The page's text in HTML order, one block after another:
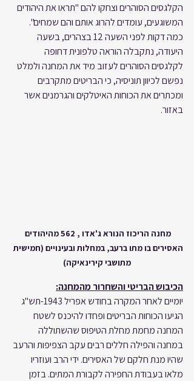
הקלגסים הסוהרים וצחקו להם "תראו את היהודים
המשוגעים, עומדים להרוג אותם והם שמחים".
כמה דקות לפני השעה 12 בצהרים, בשעה
היעודה, נתקבלה הוראה טלפונית דחופה
לקלגסים הסוהרים לעזוב מיד את המחנה ולמלט
נפשם לכיוון תוניסיה, כי הבריטים מתקרבים
ומכתרים את הכוחות האיטלקים והגרמנים אשר
באזור.
מחנה הריכוז הנורא ג'אדו , 562 מהיהודים
האסירים בו מתו ברעב, במחלות ובעינויים (חמישית
מתושבי קירינאיקה)
הכיבוש הבריטי והשחרור מהמחנה:
יומיים לאחר המקרה בחודש אפריל 1943-תש"ג
הגיעו הכוחות הבריטים ופחדו להיכנס לשטח
המחנה מחמת מחלת הטיפוס שהשתוללה
במחנה והפילה חללים רבים עקב הצפיפות והרעב
שהיו מנת חלקם של האסירים. ידי הרב ועוזריו
מלאו בעבודת החפירה לקבורת המתים. בזמן